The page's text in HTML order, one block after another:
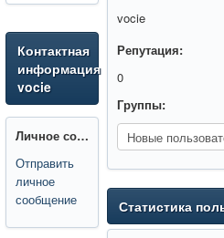
Контактная
информация
vocie
Личное сообщение:
Отправить
личное
сообщение
vocie
Репутация:
0
Группы:
Статистика